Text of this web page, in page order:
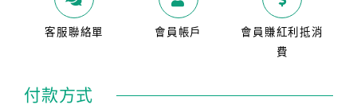
客服聯絡單 會員帳戶
會員賺紅利抵消
費
付款方式